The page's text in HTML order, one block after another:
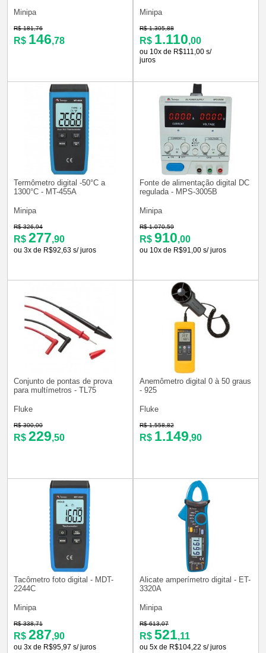
Minipa
R$ 181,76
R$ 146,78
Minipa
R$ 1.305,88
R$ 1.110,00
ou 10x de R$111,00 s/
juros
Termômetro digital -50°C a
1300°C - MT-455A
Minipa
R$ 326,94
R$ 277,90
ou 3x de R$92,63 s/ juros
Fonte de alimentação digital DC
regulada - MPS-3005B
Minipa
R$ 1.070,59
R$ 910,00
ou 10x de R$91,00 s/ juros
Conjunto de pontas de prova
para multímetros - TL75
Fluke
R$ 300,00
R$ 229,50
Anemômetro digital 0 à 50 graus
- 925
Fluke
R$ 1.558,82
R$ 1.149,90
Tacômetro foto digital - MDT-
2244C
Minipa
R$ 338,71
R$ 287,90
ou 3x de R$95,97 s/ juros
Alicate amperímetro digital - ET-
3320A
Minipa
R$ 613,07
R$ 521,11
ou 5x de R$104,22 s/ juros